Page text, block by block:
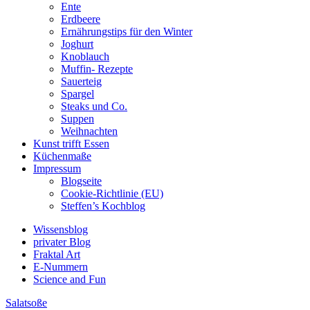
Ente
Erdbeere
Ernährungstips für den Winter
Joghurt
Knoblauch
Muffin- Rezepte
Sauerteig
Spargel
Steaks und Co.
Suppen
Weihnachten
Kunst trifft Essen
Küchenmaße
Impressum
Blogseite
Cookie-Richtlinie (EU)
Steffen’s Kochblog
Wissensblog
privater Blog
Fraktal Art
E-Nummern
Science and Fun
Salatsoße